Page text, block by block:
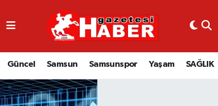
Güncel Samsun Samsunspor Yaşam SAĞLIK
GÜNCEL
SAMSUN
SAMSUNSPOR